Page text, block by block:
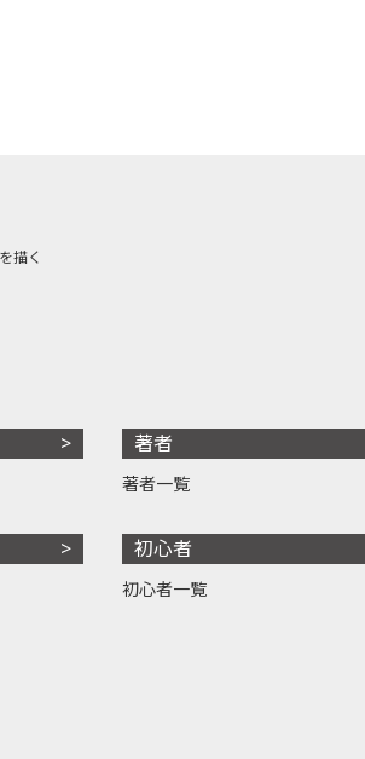
描く
著者
著者一覧
初心者
初心者一覧